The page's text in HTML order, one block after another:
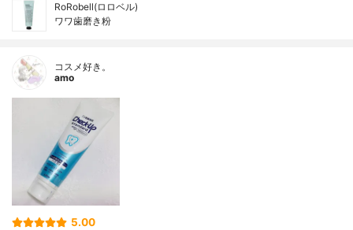
RoRobell(ロロベル)
ワワ歯磨き粉
コスメ好き。
amo
5.00